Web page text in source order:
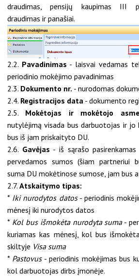
draudimas, pensijų kaupimas III
draudimas ir panašiai.
2.2. Pavadinimas - laisvai vedamas
periodinio mokėjimo pavadinimas
2.3. Dokumento nr. - nurodomas
2.4. Registracijos data - dokumento
2.5. Mokėtojas ir mokėtojo
nutylėjimą visada bus darbuotojas ir jo
bus iš jam priskaityto DU.
2.6. Gavėjas - iš sąrašo
pervedamos sumos (šiam partneriui
suma DU mokėtinose sumose, jam bus
2.7. Atskaitymo tipas:
* Iki nurodytos datos- periodinis
mėnesį iki nurodytos datos
* Kol bus išmokėta nurodyta suma-
kuriamas kas mėnesį, kol bus
skiltyje Visa suma
* Pastovus- periodinis mokėjimas bus
kol darbuotojas dirbs įmonėje.